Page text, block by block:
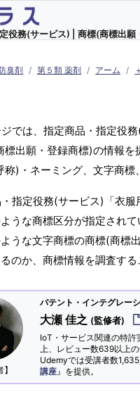
役務(サービス) | 商標(商標出願
臭剤 第５類 薬剤 アーム
では、指定商品・指定役
標出願・登録商標)の情報
称)・ネーミング、文字商標
指定役務(サービス)「衣
うな商標区分が指定され
うな文字商標の商標(商標
のか、商標情報を調査する
パテント・インテグレー
大瀬 佳之 (監修者)
IoT・サービス関連の特
上、レビュー数639以上
Udemyでは受講者数
講座 』を提供。